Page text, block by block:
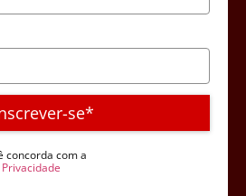
se*
concorda com a